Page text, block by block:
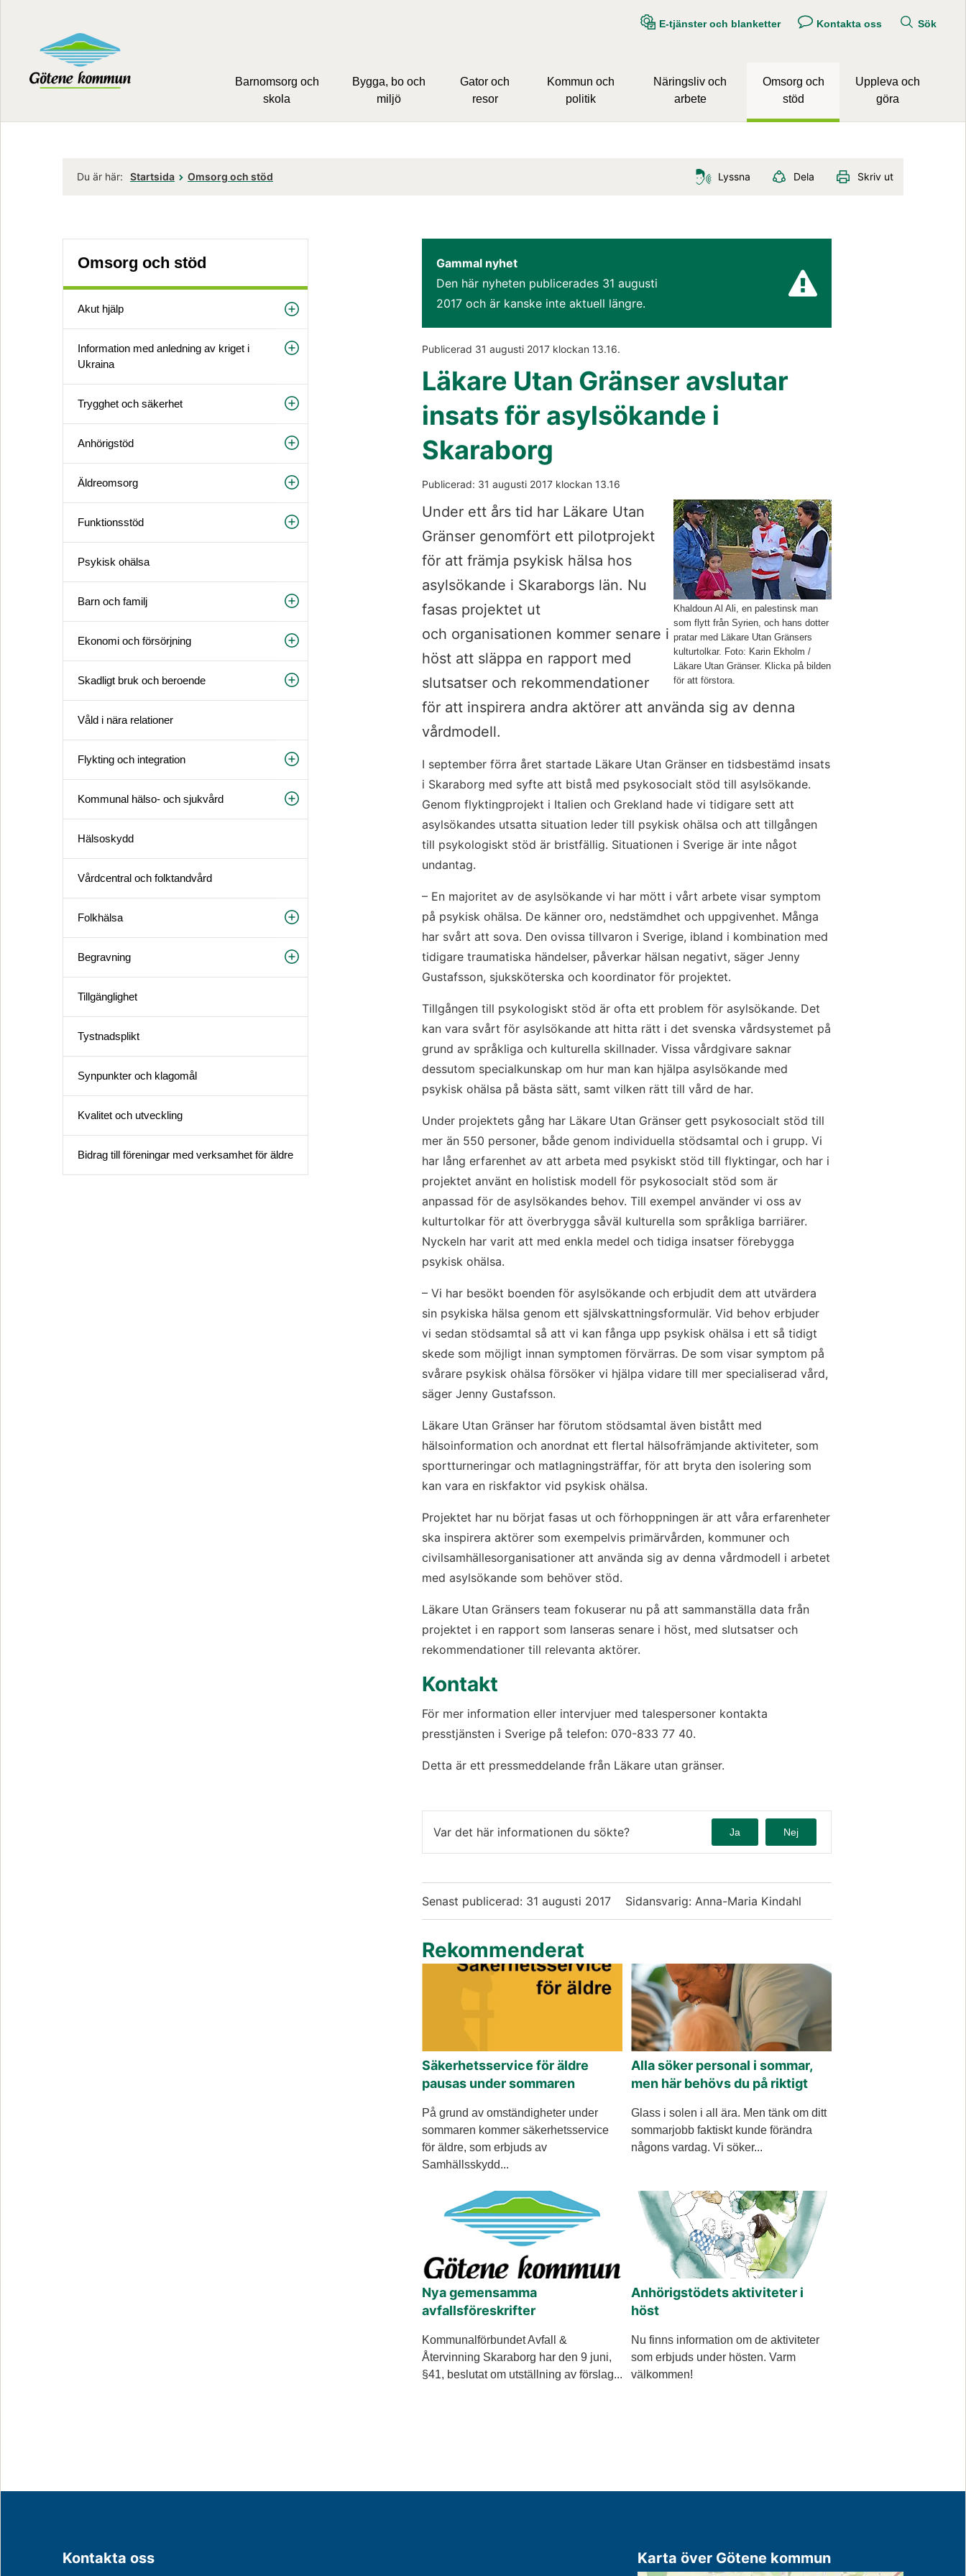
E-tjänster och blanketter Kontakta oss Sök
Barnomsorg och
skola
Bygga, bo och
miljö
Gator och
resor
Kommun och
politik
Näringsliv och
arbete
Omsorg och
stöd
Uppleva och
göra
Du är här: Startsida Omsorg och stöd Lyssna Dela Skriv ut
Omsorg och stöd
Akut hjälp
Information med anledning av kriget i
Ukraina
Trygghet och säkerhet
Anhörigstöd
Äldreomsorg
Funktionsstöd
Psykisk ohälsa
Barn och familj
Ekonomi och försörjning
Skadligt bruk och beroende
Våld i nära relationer
Flykting och integration
Kommunal hälso- och sjukvård
Hälsoskydd
Vårdcentral och folktandvård
Folkhälsa
Begravning
Tillgänglighet
Tystnadsplikt
Synpunkter och klagomål
Kvalitet och utveckling
Bidrag till föreningar med verksamhet för äldre
Gammal nyhet
Den här nyheten publicerades 31 augusti
2017 och är kanske inte aktuell längre.
Publicerad 31 augusti 2017 klockan 13.16.
Läkare Utan Gränser avslutar
insats för asylsökande i
Skaraborg
Publicerad: 31 augusti 2017 klockan 13.16
Förstora bilden
Khaldoun Al Ali, en palestinsk man
som flytt från Syrien, och hans dotter
pratar med Läkare Utan Gränsers
kulturtolkar. Foto: Karin Ekholm /
Läkare Utan Gränser. Klicka på bilden
för att förstora.
Under ett års tid har Läkare Utan
Gränser genomfört ett pilotprojekt
för att främja psykisk hälsa hos
asylsökande i Skaraborgs län. Nu
fasas projektet ut
och organisationen kommer senare i
höst att släppa en rapport med
slutsatser och rekommendationer
för att inspirera andra aktörer att använda sig av denna
vårdmodell.
I september förra året startade Läkare Utan Gränser en tidsbestämd insats
i Skaraborg med syfte att bistå med psykosocialt stöd till asylsökande.
Genom flyktingprojekt i Italien och Grekland hade vi tidigare sett att
asylsökandes utsatta situation leder till psykisk ohälsa och att tillgången
till psykologiskt stöd är bristfällig. Situationen i Sverige är inte något
undantag.
– En majoritet av de asylsökande vi har mött i vårt arbete visar symptom
på psykisk ohälsa. De känner oro, nedstämdhet och uppgivenhet. Många
har svårt att sova. Den ovissa tillvaron i Sverige, ibland i kombination med
tidigare traumatiska händelser, påverkar hälsan negativt, säger Jenny
Gustafsson, sjuksköterska och koordinator för projektet.
Tillgången till psykologiskt stöd är ofta ett problem för asylsökande. Det
kan vara svårt för asylsökande att hitta rätt i det svenska vårdsystemet på
grund av språkliga och kulturella skillnader. Vissa vårdgivare saknar
dessutom specialkunskap om hur man kan hjälpa asylsökande med
psykisk ohälsa på bästa sätt, samt vilken rätt till vård de har.
Under projektets gång har Läkare Utan Gränser gett psykosocialt stöd till
mer än 550 personer, både genom individuella stödsamtal och i grupp. Vi
har lång erfarenhet av att arbeta med psykiskt stöd till flyktingar, och har i
projektet använt en holistisk modell för psykosocialt stöd som är
anpassad för de asylsökandes behov. Till exempel använder vi oss av
kulturtolkar för att överbrygga såväl kulturella som språkliga barriärer.
Nyckeln har varit att med enkla medel och tidiga insatser förebygga
psykisk ohälsa.
– Vi har besökt boenden för asylsökande och erbjudit dem att utvärdera
sin psykiska hälsa genom ett självskattningsformulär. Vid behov erbjuder
vi sedan stödsamtal så att vi kan fånga upp psykisk ohälsa i ett så tidigt
skede som möjligt innan symptomen förvärras. De som visar symptom på
svårare psykisk ohälsa försöker vi hjälpa vidare till mer specialiserad vård,
säger Jenny Gustafsson.
Läkare Utan Gränser har förutom stödsamtal även bistått med
hälsoinformation och anordnat ett flertal hälsofrämjande aktiviteter, som
sportturneringar och matlagningsträffar, för att bryta den isolering som
kan vara en riskfaktor vid psykisk ohälsa.
Projektet har nu börjat fasas ut och förhoppningen är att våra erfarenheter
ska inspirera aktörer som exempelvis primärvården, kommuner och
civilsamhällesorganisationer att använda sig av denna vårdmodell i arbetet
med asylsökande som behöver stöd.
Läkare Utan Gränsers team fokuserar nu på att sammanställa data från
projektet i en rapport som lanseras senare i höst, med slutsatser och
rekommendationer till relevanta aktörer.
Kontakt
För mer information eller intervjuer med talespersoner kontakta
presstjänsten i Sverige på telefon: 070-833 77 40.
Detta är ett pressmeddelande från Läkare utan gränser.
Var det här informationen du sökte? Ja Nej
Senast publicerad: 31 augusti 2017 Sidansvarig: Anna-Maria Kindahl
Rekommenderat
Säkerhetsservice för äldre
pausas under sommaren
På grund av omständigheter under
sommaren kommer säkerhetsservice
för äldre, som erbjuds av
Samhällsskydd...
Alla söker personal i sommar,
men här behövs du på riktigt
Glass i solen i all ära. Men tänk om ditt
sommarjobb faktiskt kunde förändra
någons vardag. Vi söker...
Nya gemensamma
avfallsföreskrifter
Kommunalförbundet Avfall &
Återvinning Skaraborg har den 9 juni,
§41, beslutat om utställning av förslag...
Anhörigstödets aktiviteter i
höst
Nu finns information om de aktiviteter
som erbjuds under hösten. Varm
välkommen!
Kontakta oss Karta över Götene kommun